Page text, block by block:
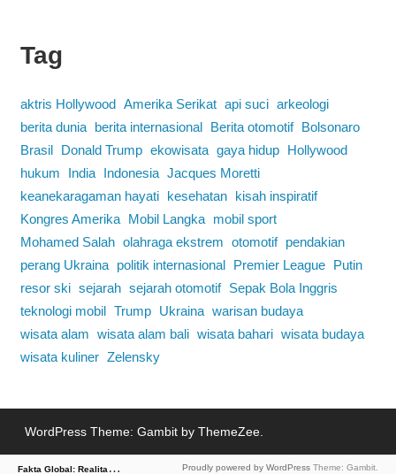
Tag
aktris Hollywood Amerika Serikat api suci arkeologi
berita dunia
berita internasional Berita otomotif
Bolsonaro
Brasil
Donald Trump ekowisata gaya hidup
Hollywood
hukum
India Indonesia Jacques Moretti
keanekaragaman hayati
kesehatan
kisah inspiratif
Kongres Amerika
Mobil Langka
mobil sport
Mohamed Salah olahraga ekstrem otomotif
pendakian
perang Ukraina
politik internasional Premier League
Putin
resor ski sejarah sejarah otomotif
Sepak Bola Inggris
teknologi mobil Trump Ukraina warisan budaya
wisata alam wisata alam bali wisata bahari wisata budaya
wisata kuliner Zelensky
WordPress Theme: Gambit by ThemeZee.
F
akta Global: Realitas Dunia dalam Berita Proudly powered by WordPress Theme: Gambit.